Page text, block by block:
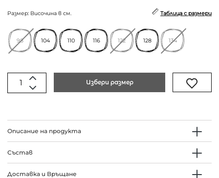
Размер: Височина в см. Таблица с размери
98 104 110 116 122 128 134
Избери размер
Описание на продукта
Състав
Доставка и Връщане